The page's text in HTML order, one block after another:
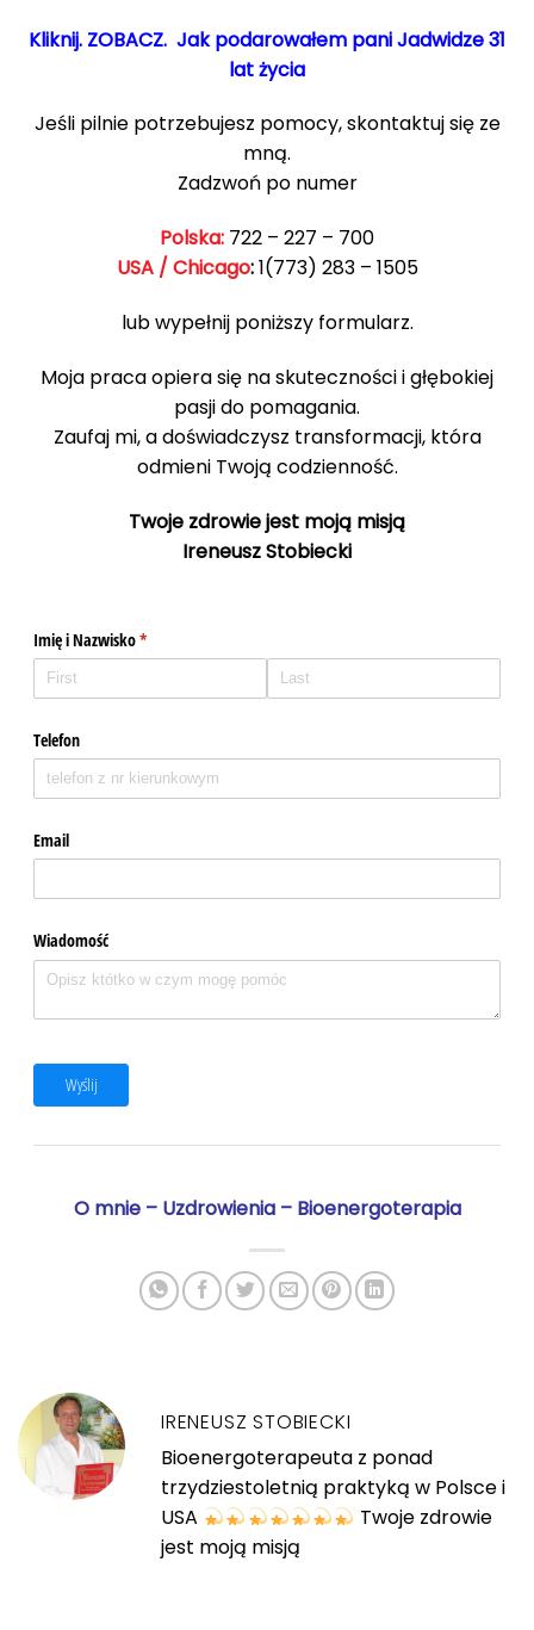
Kliknij. ZOBACZ. Jak podarowałem pani Jadwidze 31
lat życia
Jeśli pilnie potrzebujesz pomocy, skontaktuj się ze
mną.
Zadzwoń po numer
Polska: 722 – 227 – 700
USA / Chicago:1(773) 283 – 1505
lub wypełnij poniższy formularz.
Moja praca opiera się na skuteczności i głębokiej
pasji do pomagania.
Zaufaj mi, a doświadczysz transformacji, która
odmieni Twoją codzienność.
Twoje zdrowie jest moją misją
Ireneusz Stobiecki
Imię i Nazwisko*
(required)
Telefon
Email
Wiadomość
Wyślij
O mnie–Uzdrowienia– Bioenergoterapia
IRENEUSZ STOBIECKI
Bioenergoterapeuta z ponad
trzydziestoletnią praktyką w Polsce i
USA
Twoje zdrowie
jest moją misją